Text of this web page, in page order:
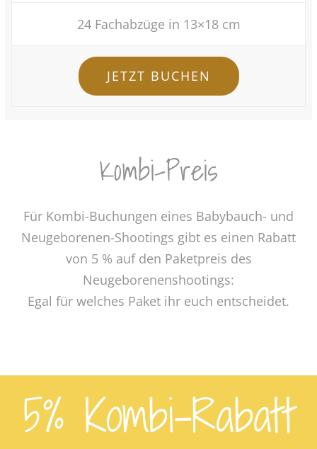
24 Fachabzüge in 13×18 cm
JETZT BUCHEN
Kombi-Preis
Für Kombi-Buchungen eines Babybauch- und
Neugeborenen-Shootings gibt es einen Rabatt
von 5 % auf den Paketpreis des
Neugeborenenshootings:
Egal für welches Paket ihr euch entscheidet.
5% Kombi-Rabatt